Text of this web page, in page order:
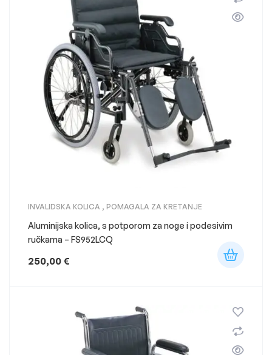
INVALIDSKA KOLICA , POMAGALA ZA KRETANJE
Aluminijska kolica, s potporom za noge i podesivim
ručkama – FS952LCQ
250,00 €